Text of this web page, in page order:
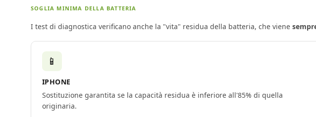
SOGLIA MINIMA DELLA BATTERIA
I test di diagnostica verificano anche la "vita" residua della batteria, che viene
📱
IPHONE
Sostituzione garantita se la capacità residua è inferiore all'85% di quella
originaria.